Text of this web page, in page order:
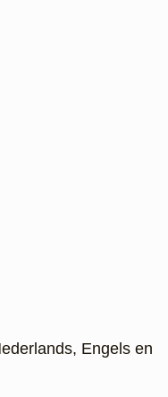
Engels en